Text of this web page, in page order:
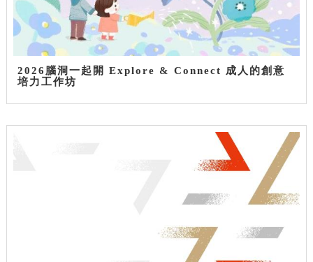
2026腦洞一起開 Explore & Connect 成人的創意
培力工作坊